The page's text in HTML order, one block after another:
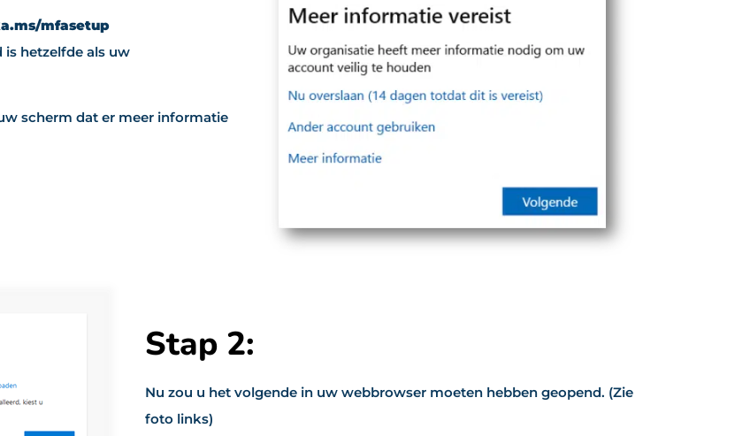
mfasetup
hetzelfde als uw
scherm dat er meer informatie
Stap 2:
Nu zou u het volgende in uw webbrowser moeten hebben geopend. (Zie
foto links)